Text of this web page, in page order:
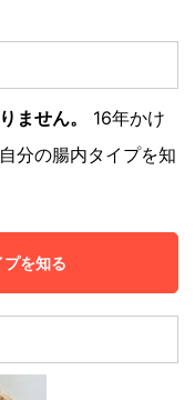
ません。
16年かけ
分の腸内タイプを知
プを知る